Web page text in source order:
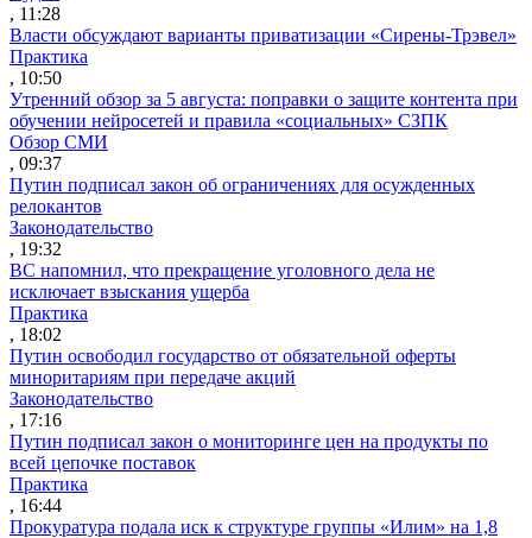
, 11:28
Власти обсуждают варианты приватизации «Сирены-Трэвел»
Практика
, 10:50
Утренний обзор за 5 августа: поправки о защите контента при
обучении нейросетей и правила «социальных» СЗПК
Обзор СМИ
, 09:37
Путин подписал закон об ограничениях для осужденных
релокантов
Законодательство
, 19:32
ВС напомнил, что прекращение уголовного дела не
исключает взыскания ущерба
Практика
, 18:02
Путин освободил государство от обязательной оферты
миноритариям при передаче акций
Законодательство
, 17:16
Путин подписал закон о мониторинге цен на продукты по
всей цепочке поставок
Практика
, 16:44
Прокуратура подала иск к структуре группы «Илим» на 1,8